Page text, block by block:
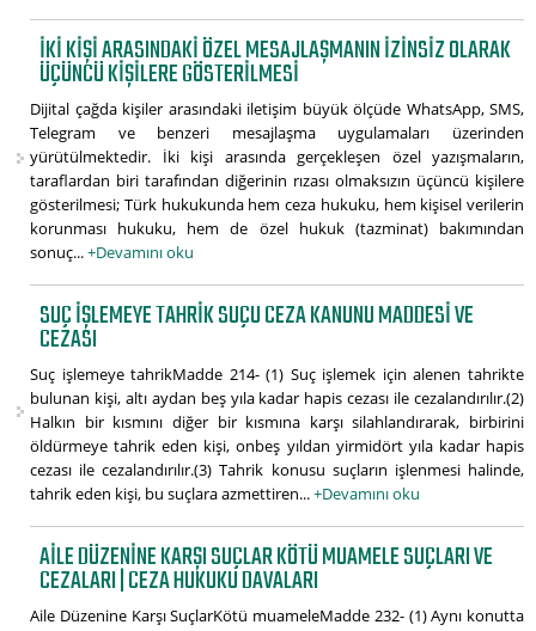
İKI KIŞI ARASINDAKI ÖZEL MESAJLAŞMANIN İZINSIZ OLARAK
ÜÇÜNCÜ KIŞILERE GÖSTERILMESI
Dijital çağda kişiler arasındaki iletişim büyük ölçüde WhatsApp, SMS,
Telegram ve benzeri mesajlaşma uygulamaları üzerinden
yürütülmektedir. İki kişi arasında gerçekleşen özel yazışmaların,
taraflardan biri tarafından diğerinin rızası olmaksızın üçüncü kişilere
gösterilmesi; Türk hukukunda hem ceza hukuku, hem kişisel verilerin
korunması hukuku, hem de özel hukuk (tazminat) bakımından
sonuç...+Devamını oku
SUÇ IŞLEMEYE TAHRIK SUÇU CEZA KANUNU MADDESI VE
CEZASI
Suç işlemeye tahrikMadde 214- (1) Suç işlemek için alenen tahrikte
bulunan kişi, altı aydan beş yıla kadar hapis cezası ile cezalandırılır.(2)
Halkın bir kısmını diğer bir kısmına karşı silahlandırarak, birbirini
öldürmeye tahrik eden kişi, onbeş yıldan yirmidört yıla kadar hapis
cezası ile cezalandırılır.(3) Tahrik konusu suçların işlenmesi halinde,
tahrik eden kişi, bu suçlara azmettiren...+Devamını oku
AILE DÜZENINE KARŞI SUÇLAR KÖTÜ MUAMELE SUÇLARI VE
CEZALARI | CEZA HUKUKU DAVALARI
Aile Düzenine Karşı SuçlarKötü muameleMadde 232- (1) Aynı konutta